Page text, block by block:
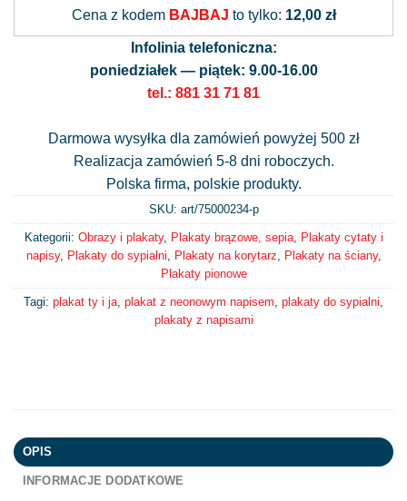
Cena z kodem BAJBAJ to tylko: 12,00 zł
Infolinia telefoniczna:
poniedziałek — piątek: 9.00-16.00
tel.: 881 31 71 81
Darmowa wysyłka dla zamówień powyżej 500 zł
Realizacja zamówień 5-8 dni roboczych.
Polska firma, polskie produkty.
SKU: art/75000234-p
Kategorii: Obrazy i plakaty, Plakaty brązowe, sepia,
Plakaty cytaty i
napisy, Plakaty do sypialni Plakaty na korytarz Plakaty na ściany,
Plakaty pionowe
Tagi: plakat ty i ja plakat z neonowym napisem plakaty do sypialni
plakaty z napisami
OPIS
INFORMACJE DODATKOWE